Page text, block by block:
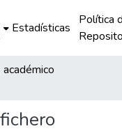
Estadísticas
Política
académico